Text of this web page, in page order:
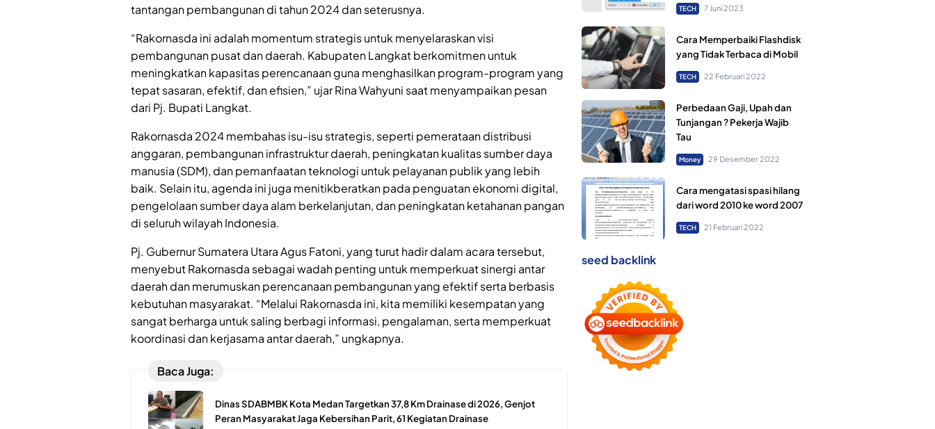
tantangan pembangunan di tahun 2024 dan seterusnya.
“Rakornasda ini adalah momentum strategis untuk menyelaraskan visi
pembangunan pusat dan daerah. Kabupaten Langkat berkomitmen untuk
meningkatkan kapasitas perencanaan guna menghasilkan program-program yang
tepat sasaran, efektif, dan efisien,” ujar Rina Wahyuni saat menyampaikan pesan
dari Pj. Bupati Langkat.
Rakornasda 2024 membahas isu-isu strategis, seperti pemerataan distribusi
anggaran, pembangunan infrastruktur daerah, peningkatan kualitas sumber daya
manusia (SDM), dan pemanfaatan teknologi untuk pelayanan publik yang lebih
baik. Selain itu, agenda ini juga menitikberatkan pada penguatan ekonomi digital,
pengelolaan sumber daya alam berkelanjutan, dan peningkatan ketahanan pangan
di seluruh wilayah Indonesia.
Pj. Gubernur Sumatera Utara Agus Fatoni, yang turut hadir dalam acara tersebut,
menyebut Rakornasda sebagai wadah penting untuk memperkuat sinergi antar
daerah dan merumuskan perencanaan pembangunan yang efektif serta berbasis
kebutuhan masyarakat. “Melalui Rakornasda ini, kita memiliki kesempatan yang
sangat berharga untuk saling berbagi informasi, pengalaman, serta memperkuat
koordinasi dan kerjasama antar daerah,” ungkapnya.
Baca Juga:
Dinas SDABMBK Kota Medan Targetkan 37,8 Km Drainase di 2026, Genjot
Peran Masyarakat Jaga Kebersihan Parit, 61 Kegiatan Drainase
TECH 7 Juni 2023
Cara Memperbaiki Flashdisk
yang Tidak Terbaca di Mobil
TECH 22 Februari 2022
Perbedaan Gaji, Upah dan
Tunjangan ? Pekerja Wajib
Tau
Money 29 Desember 2022
Cara mengatasi spasi hilang
dari word 2010 ke word 2007
TECH 21 Februari 2022
seed backlink